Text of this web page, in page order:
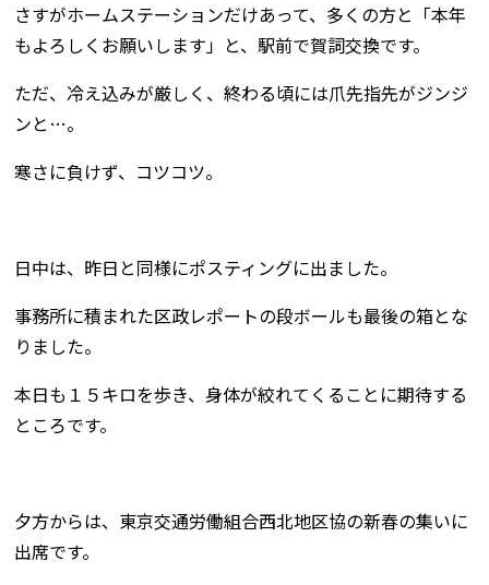
さすがホームステーションだけあって、多くの方と「本年
もよろしくお願いします」と、駅前で賀詞交換です。
ただ、冷え込みが厳しく、終わる頃には爪先指先がジンジ
ンと…。
寒さに負けず、コツコツ。
日中は、昨日と同様にポスティングに出ました。
事務所に積まれた区政レポートの段ボールも最後の箱とな
りました。
本日も１５キロを歩き、身体が絞れてくることに期待する
ところです。
夕方からは、東京交通労働組合西北地区協の新春の集いに
出席です。